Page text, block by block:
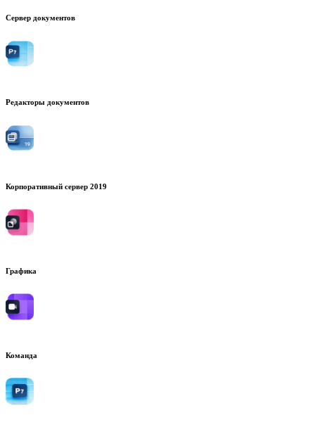
Сервер документов
Редакторы документов
Корпоративный сервер 2019
Графика
Команда